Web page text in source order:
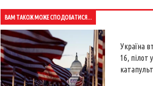
ВАМ ТАКОЖ МОЖЕ СПОДОБАТИСЯ...
Україна
16, пілот